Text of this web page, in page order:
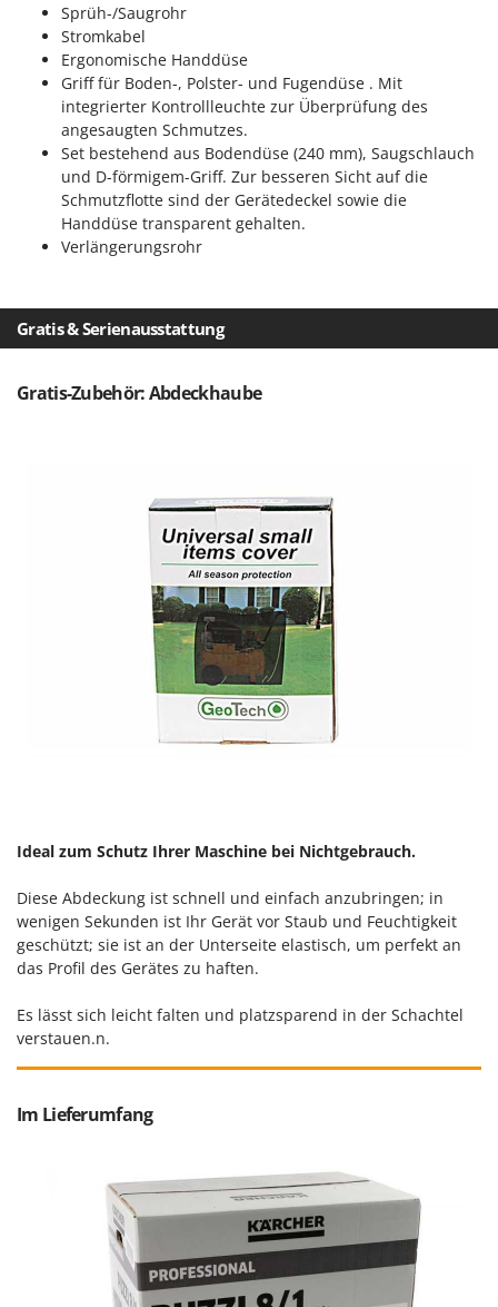
Michelin
Mille
Minox
Mockmill
More than chef
MOSA
MOVA
Mowox
N
Nilfisk
Officine Savioli
Oriental Koshin
Outdoorchef
P
Palazzetti
Partisani
Pramac
Sprüh-/Saugrohr
Stromkabel
Ergonomische Handdüse
Griff für Boden-, Polster- und Fugendüse . Mit
integrierter Kontrollleuchte zur Überprüfung des
angesaugten Schmutzes.
Set bestehend aus Bodendüse (240 mm), Saugschlauch
und D-förmigem-Griff. Zur besseren Sicht auf die
Schmutzflotte sind der Gerätedeckel sowie die
Handdüse transparent gehalten.
Verlängerungsrohr
Gratis & Serienausstattung
Gratis-Zubehör: Abdeckhaube
Ideal zum Schutz Ihrer Maschine bei Nichtgebrauch.
Diese Abdeckung ist schnell und einfach anzubringen; in
wenigen Sekunden ist Ihr Gerät vor Staub und Feuchtigkeit
geschützt; sie ist an der Unterseite elastisch, um perfekt an
das Profil des Gerätes zu haften.
Es lässt sich leicht falten und platzsparend in der Schachtel
verstauen.n.
Im Lieferumfang